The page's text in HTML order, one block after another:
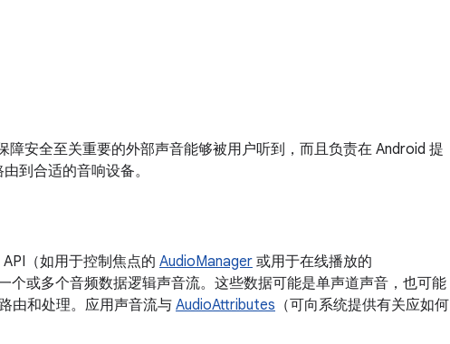
障安全至关重要的外部声音能够被用户听到，而且负责在 Android 提
到合适的音响设备。
（如用于控制焦点的 AudioManager 或用于在线播放的
个或多个音频数据逻辑声音流。这些数据可能是单声道声音，也可能
由和处理。应用声音流与 AudioAttributes （可向系统提供有关应如何